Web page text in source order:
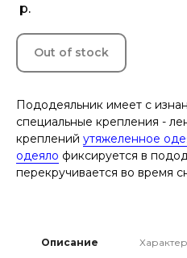
р.
Out of stock
Пододеяльник имеет с
специальные крепления -
креплений утяжеленное
одеяло фиксируется в
перекручивается во время
Описание